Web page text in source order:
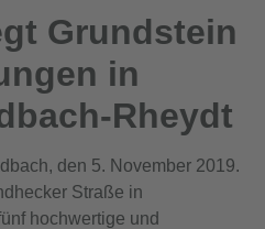
Grundstein
in
Rheydt
den 5. November 2019.
Straße in
hochwertige und